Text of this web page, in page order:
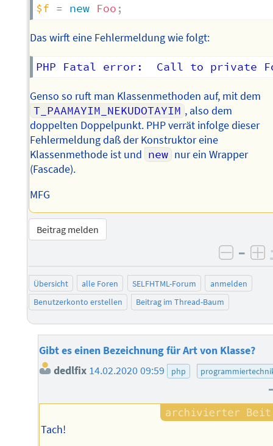
$f = new Foo ;
Das wirft eine Fehlermeldung wie folgt:
Genso so ruft man Klassenmethoden auf, mit dem
T_PAAMAYIM_NEKUDOTAYIM , also dem
doppelten Doppelpunkt. PHP verrät infolge dieser
Fehlermeldung daß der Konstruktor eine
Klassenmethode ist und new nur ein Wrapper
(Fascade).
MFG
Beitrag melden
–
Übersicht alle Foren SELFHTML-Forum
anmelden
Benutzerkonto erstellen
Beitrag im Thread-Baum
Gibt es einen Bezeichnung für Art von Klasse?
dedlfix 14.02.2020 09:59 php
Tach!